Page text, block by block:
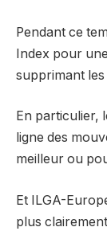
Pendant ce
Index pour
supprimant
En particulier,
ligne des
meilleur ou
Et ILGA-
plus